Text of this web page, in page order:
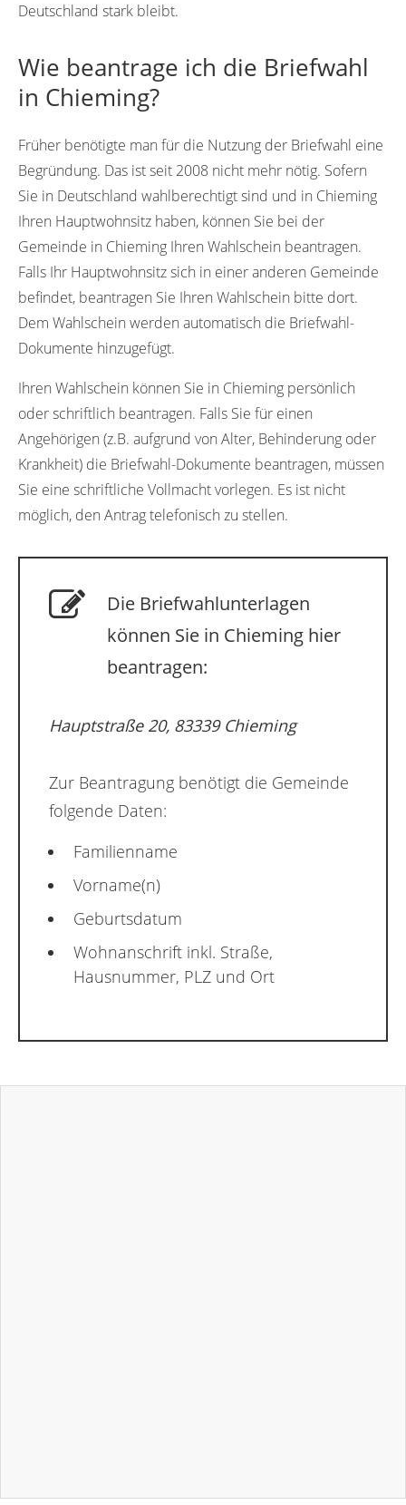
Deutschland stark bleibt.
Wie beantrage ich die Briefwahl
in Chieming?
Früher benötigte man für die Nutzung der Briefwahl eine
Begründung. Das ist seit 2008 nicht mehr nötig. Sofern
Sie in Deutschland wahlberechtigt sind und in Chieming
Ihren Hauptwohnsitz haben, können Sie bei der
Gemeinde in Chieming Ihren Wahlschein beantragen.
Falls Ihr Hauptwohnsitz sich in einer anderen Gemeinde
befindet, beantragen Sie Ihren Wahlschein bitte dort.
Dem Wahlschein werden automatisch die Briefwahl-
Dokumente hinzugefügt.
Ihren Wahlschein können Sie in Chieming persönlich
oder schriftlich beantragen. Falls Sie für einen
Angehörigen (z.B. aufgrund von Alter, Behinderung oder
Krankheit) die Briefwahl-Dokumente beantragen, müssen
Sie eine schriftliche Vollmacht vorlegen. Es ist nicht
möglich, den Antrag telefonisch zu stellen.
Die Briefwahlunterlagen
können Sie in Chieming hier
beantragen:
Hauptstraße 20, 83339 Chieming
Zur Beantragung benötigt die Gemeinde
folgende Daten:
Familienname
Vorname(n)
Geburtsdatum
Wohnanschrift inkl. Straße,
Hausnummer, PLZ und Ort